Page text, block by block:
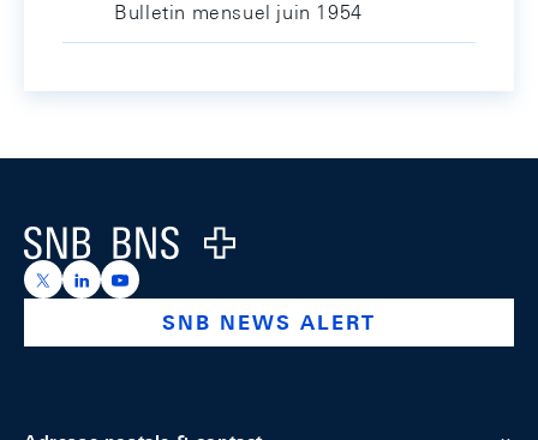
Bulletin mensuel juin 1954
Logo
https://x.com/snb_bns
https://ch.linkedin.com/company/swiss-national-
https://www.youtube.com/@swissnationalbank
SNB NEWS ALERT